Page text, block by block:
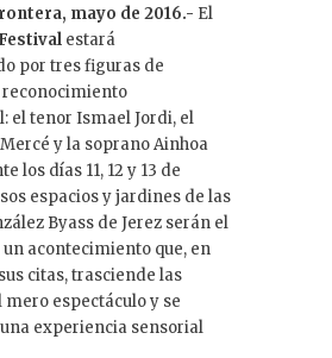
mayo de 2016.- El
estará
por tres figuras de
el tenor Ismael Jordi, el
y la soprano Ainhoa
los días 11, 12 y 13 de
espacios y jardines de las
Byass de Jerez serán el
acontecimiento que, en
citas, trasciende las
espectáculo y se
experiencia sensorial